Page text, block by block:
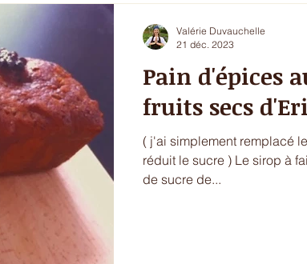
Pain d'épices
fruits secs
( j'ai simplement remplacé
réduit le sucre ) Le sirop à
de sucre de...
Valérie Duvauchelle
21 déc. 2023